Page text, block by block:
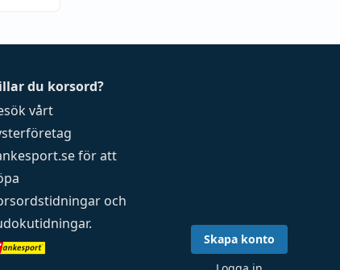
du korsord?
vårt
för att
och
.
Skapa konto